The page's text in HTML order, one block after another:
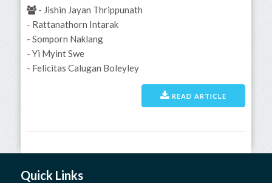
- Jishin Jayan Thrippunath
- Rattanathorn Intarak
- Somporn Naklang
- Yi Myint Swe
- Felicitas Calugan Boleyley
READ ARTICLE
Quick Links